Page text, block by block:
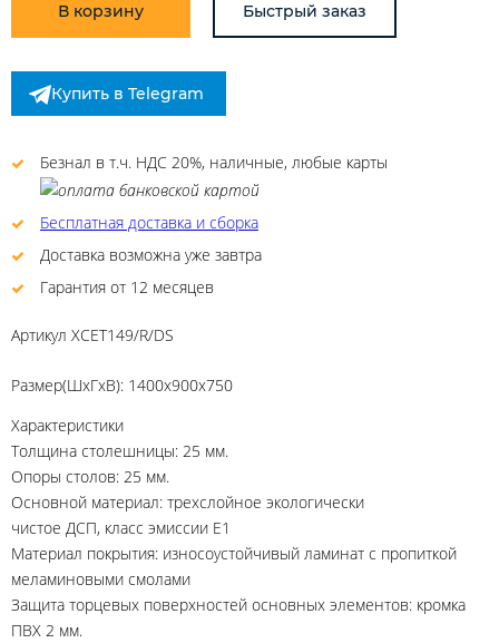
В корзину Быстрый заказ
Купить в Telegram
Безнал в т.ч. НДС 20%, наличные, любые карты
Бесплатная доставка и сборка
Доставка возможна уже завтра
Гарантия от 12 месяцев
Артикул XCET149/R/DS
Размер(ШхГхВ): 1400х900х750
Характеристики
Толщина столешницы: 25 мм.
Опоры столов: 25 мм.
Основной материал: трехслойное экологически
чистое ДСП, класс эмиссии Е1
Материал покрытия: износоустойчивый ламинат с пропиткой
меламиновыми смолами
Защита торцевых поверхностей основных элементов: кромка
ПВХ 2 мм.